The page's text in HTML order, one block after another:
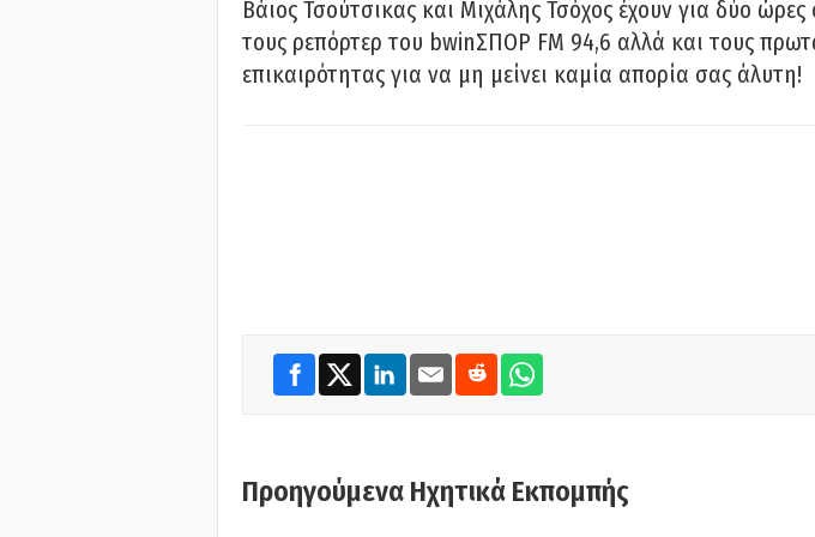
Βάιος Τσούτσικας και Μιχάλης Τσόχος έχουν για δύο
τους ρεπόρτερ του bwinΣΠΟΡ FM 94,6 αλλά και τους
επικαιρότητας για να μη μείνει καμία απορία σας άλυτη!
Προηγούμενα Ηχητικά Εκπομπής